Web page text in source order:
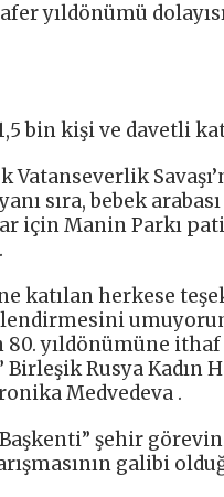
yıldönümü
bin kişi ve davetli
Vatanseverlik
sıra, bebek
için Manin Parkı
katılan herkese
80. yıldönümüne
Birleşik Rusya
Medvedeva .
Başkenti” şehir
galibi